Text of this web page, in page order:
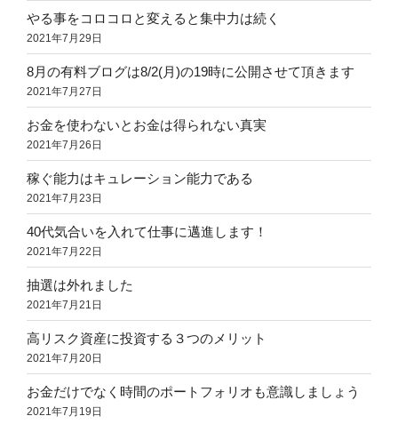
やる事をコロコロと変えると集中力は続く
2021年7月29日
8月の有料ブログは8/2(月)の19時に公開させて頂きます
2021年7月27日
お金を使わないとお金は得られない真実
2021年7月26日
稼ぐ能力はキュレーション能力である
2021年7月23日
40代気合いを入れて仕事に邁進します！
2021年7月22日
抽選は外れました
2021年7月21日
高リスク資産に投資する３つのメリット
2021年7月20日
お金だけでなく時間のポートフォリオも意識しましょう
2021年7月19日